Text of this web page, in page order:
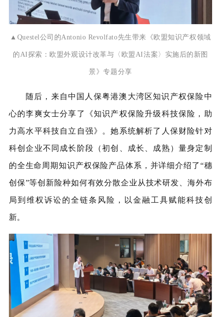
▲Questel公司的Antonio Revolfato先生带来《欧盟知识产权领域
的AI探索：欧盟外观设计改革与〈欧盟AI法案〉实施后的新图
景》专题分享
随后，来自中国人保粤港澳大湾区知识产权保险中
心的李爽女士分享了《知识产权保险升级科技保险，助
力高水平科技自立自强》。她系统解析了人保财险针对
科创企业不同成长阶段（初创、成长、成熟）量身定制
的全生命周期知识产权保险产品体系，并详细介绍了“穗
创保”等创新险种如何有效分散企业从技术研发、海外布
局到维权诉讼的全链条风险，以金融工具赋能科技创
新。